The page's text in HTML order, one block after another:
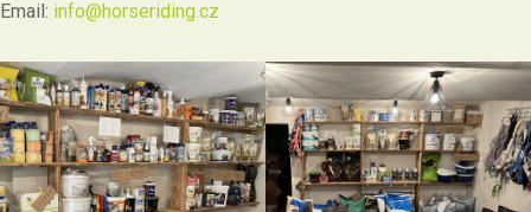
Email: info@horseriding.cz